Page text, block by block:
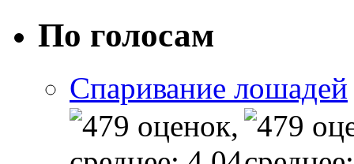
По голосам
Спаривание лошадей